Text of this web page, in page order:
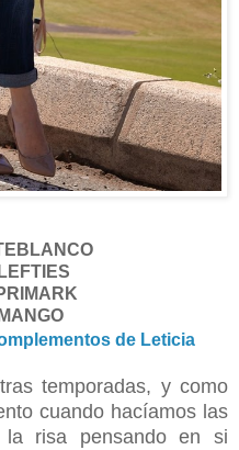
de Leticia
temporadas, y como
cuando hacíamos las
risa pensando en si